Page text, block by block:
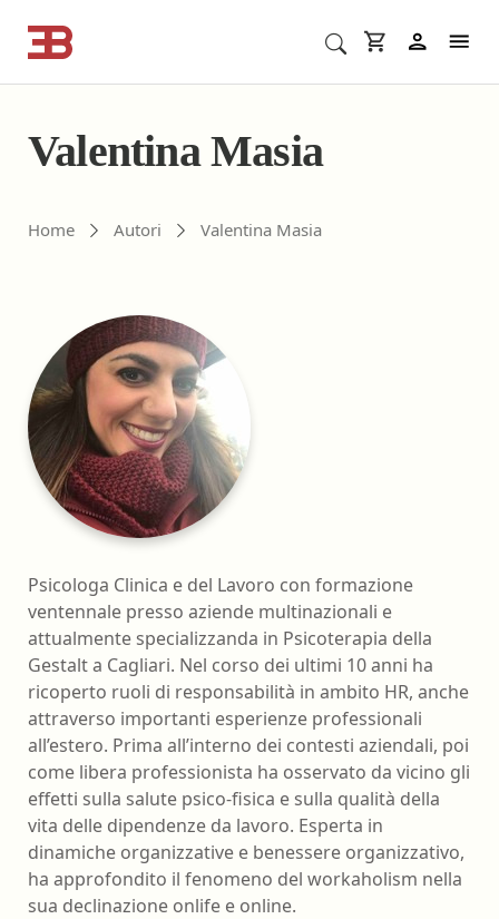
Cerca corsi ECM o altro
Valentina Masia
Home Autori Valentina Masia
Psicologa Clinica e del Lavoro con formazione
ventennale presso aziende multinazionali e
attualmente specializzanda in Psicoterapia della
Gestalt a Cagliari. Nel corso dei ultimi 10 anni ha
ricoperto ruoli di responsabilità in ambito HR, anche
attraverso importanti esperienze professionali
all’estero. Prima all’interno dei contesti aziendali, poi
come libera professionista ha osservato da vicino gli
effetti sulla salute psico-fisica e sulla qualità della
vita delle dipendenze da lavoro. Esperta in
dinamiche organizzative e benessere organizzativo,
ha approfondito il fenomeno del workaholism nella
sua declinazione onlife e online.